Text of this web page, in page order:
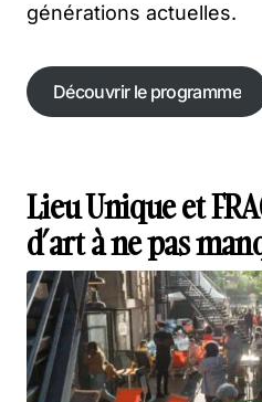
générations actuelles.
Découvrir le programme
Découvrir le programme
Lieu Unique et
d’art à ne pas